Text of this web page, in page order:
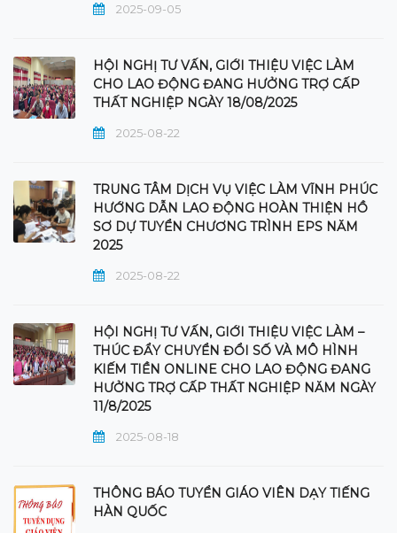
2025-09-05
HỘI NGHỊ TƯ VẤN, GIỚI THIỆU VIỆC LÀM
CHO LAO ĐỘNG ĐANG HƯỞNG TRỢ CẤP
THẤT NGHIỆP NGÀY 18/08/2025
2025-08-22
TRUNG TÂM DỊCH VỤ VIỆC LÀM VĨNH PHÚC
HƯỚNG DẪN LAO ĐỘNG HOÀN THIỆN HỒ
SƠ DỰ TUYỂN CHƯƠNG TRÌNH EPS NĂM
2025
2025-08-22
HỘI NGHỊ TƯ VẤN, GIỚI THIỆU VIỆC LÀM –
THÚC ĐẨY CHUYỂN ĐỔI SỐ VÀ MÔ HÌNH
KIẾM TIỀN ONLINE CHO LAO ĐỘNG ĐANG
HƯỞNG TRỢ CẤP THẤT NGHIỆP NĂM NGÀY
11/8/2025
2025-08-18
THÔNG BÁO TUYỂN GIÁO VIÊN DẠY TIẾNG
HÀN QUỐC